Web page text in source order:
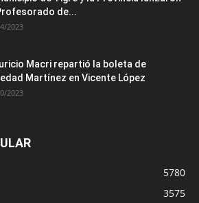
de...
2023
Macri repartió la boleta de
Martínez en Vicente López
2023
5780
3575